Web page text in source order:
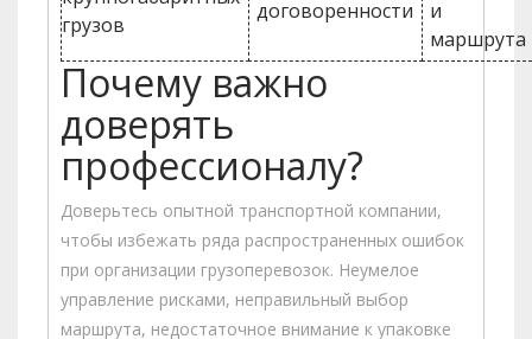
грузов
договоренности
и
маршрута
Почему важно
доверять
профессионалу?
Доверьтесь опытной транспортной компании,
чтобы избежать ряда распространенных ошибок
при организации грузоперевозок. Неумелое
управление рисками, неправильный выбор
маршрута, недостаточное внимание к упаковке